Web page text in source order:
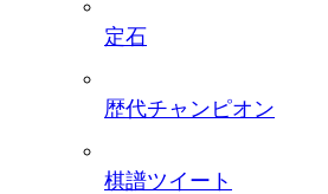
定石
歴代チャンピオン
棋譜ツイート